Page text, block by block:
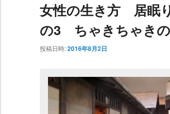
女性の生き方 居
の3 ちゃきちゃき
投稿日時:2016年8月2日